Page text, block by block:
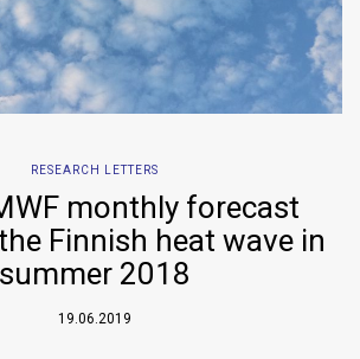
RESEARCH LETTERS
monthly forecast
Finnish heat wave in
summer 2018
19.06.2019